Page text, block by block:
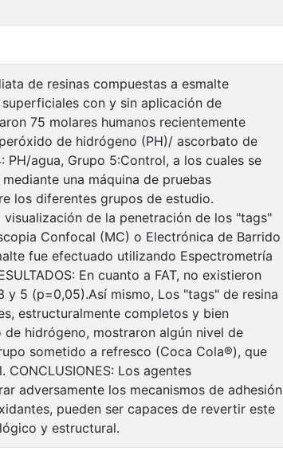
de resinas compuestas a esmalte
con y sin aplicación de
75 molares humanos recientemente
de hidrógeno (PH)/ ascorbato de
agua, Grupo 5:Control, a los cuales se
una máquina de pruebas
los diferentes grupos de estudio.
de la penetración de los "tags"
Confocal (MC) o Electrónica de Barrido
fue efectuado utilizando Espectrometría
En cuanto a FAT, no existieron
5 (p=0,05).Así mismo, Los "tags" de resina
estructuralmente completos y bien
hidrógeno, mostraron algún nivel de
sometido a refresco (Coca Cola®), que
Los agentes
adversamente los mecanismos de adhesión
pueden ser capaces de revertir este
y estructural.